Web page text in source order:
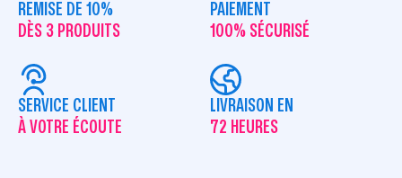
REMISE DE 10%
DÈS 3 PRODUITS
PAIEMENT
100% SÉCURISÉ
SERVICE CLIENT
À VOTRE ÉCOUTE
LIVRAISON EN
72 HEURES